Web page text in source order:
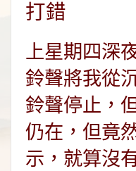
打錯
上星期四深
鈴聲將我從
鈴聲停止，
仍在，但竟
示，就算沒